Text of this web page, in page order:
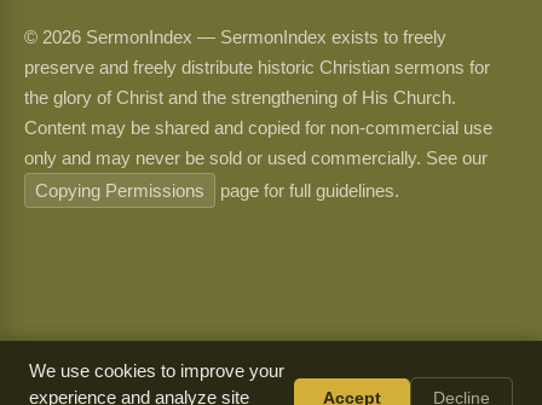
© 2026 SermonIndex — SermonIndex exists to freely
preserve and freely distribute historic Christian sermons for
the glory of Christ and the strengthening of His Church.
Content may be shared and copied for non-commercial use
only and may never be sold or used commercially. See our
Copying Permissions
page for full guidelines.
We use cookies to improve your
experience and analyze site
Accept Decline